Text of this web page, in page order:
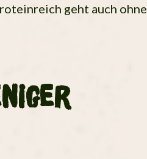
geht auch ohne